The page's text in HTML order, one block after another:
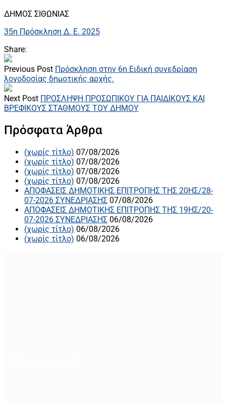
ΔΗΜΟΣ ΣΙΘΩΝΙΑΣ
35η Πρόσκληση Δ. Ε. 2025
Share:
Previous Post Πρόσκληση στην 6η Ειδική συνεδρίαση
λογοδοσίας δημοτικής αρχής.
Next Post ΠΡΟΣΛΗΨΗ ΠΡΟΣΩΠΙΚΟΥ ΓΙΑ ΠΑΙΔΙΚΟΥΣ ΚΑΙ
ΒΡΕΦΙΚΟΥΣ ΣΤΑΘΜΟΥΣ ΤΟΥ ΔΗΜΟΥ
Πρόσφατα Άρθρα
(χωρίς τίτλο) 07/08/2026
(χωρίς τίτλο) 07/08/2026
(χωρίς τίτλο) 07/08/2026
(χωρίς τίτλο) 07/08/2026
ΑΠΟΦΑΣΕΙΣ ΔΗΜΟΤΙΚΗΣ ΕΠΙΤΡΟΠΗΣ ΤΗΣ 20ΗΣ/28-
07-2026 ΣΥΝΕΔΡΙΑΣΗΣ 07/08/2026
ΑΠΟΦΑΣΕΙΣ ΔΗΜΟΤΙΚΗΣ ΕΠΙΤΡΟΠΗΣ ΤΗΣ 19ΗΣ/20-
07-2026 ΣΥΝΕΔΡΙΑΣΗΣ 06/08/2026
(χωρίς τίτλο) 06/08/2026
(χωρίς τίτλο) 06/08/2026